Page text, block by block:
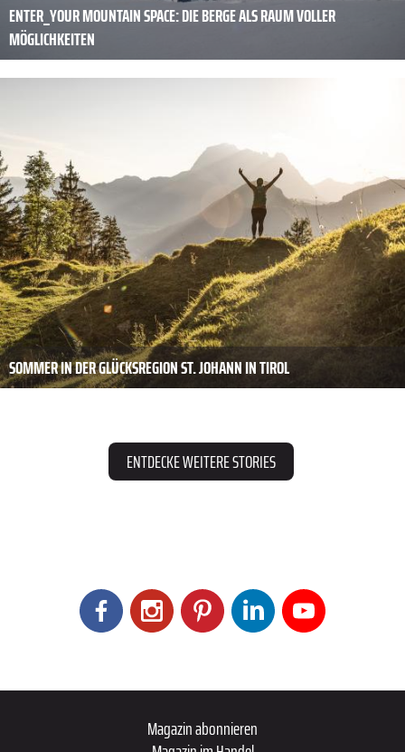
ENTER_YOUR MOUNTAIN SPACE: DIE BERGE ALS RAUM VOLLER
MÖGLICHKEITEN
SOMMER IN DER GLÜCKSREGION ST. JOHANN IN TIROL
ENTDECKE WEITERE STORIES
Magazin abonnieren